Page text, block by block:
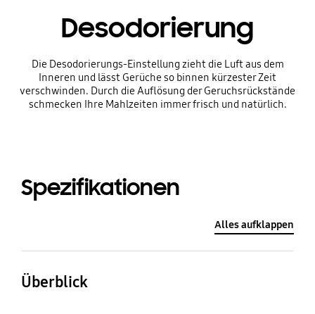
Desodorierung
Die Desodorierungs-Einstellung zieht die Luft aus dem
Inneren und lässt Gerüche so binnen kürzester Zeit
verschwinden. Durch die Auflösung der Geruchsrückstände
schmecken Ihre Mahlzeiten immer frisch und natürlich.
Spezifikationen
Alles aufklappen
Überblick